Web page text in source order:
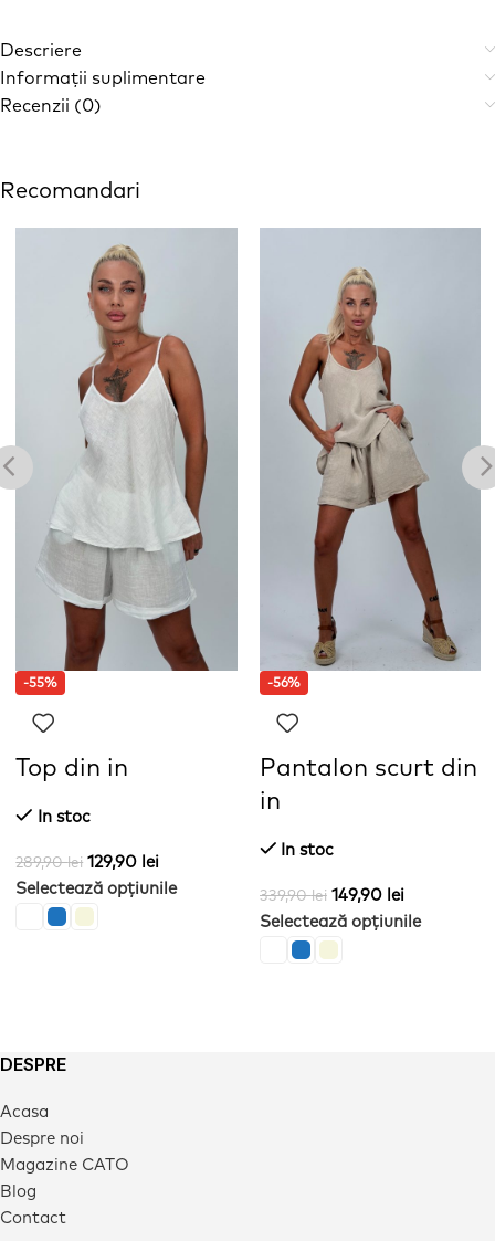
Descriere
Informații suplimentare
Recenzii (0)
Recomandari
-55%
Top din in
In stoc
289,90lei 129,90 lei
Selectează opțiunile
-56%
Pantalon scurt din
in
In stoc
339,90lei 149,90 lei
Selectează opțiunile
DESPRE
Acasa
Despre noi
Magazine CATO
Blog
Contact